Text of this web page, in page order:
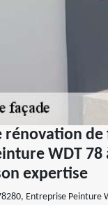
rénovation de
WDT 78
expertise
Entreprise Peinture